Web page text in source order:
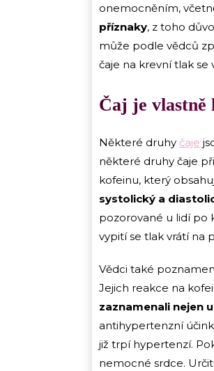
onemocněním,
příznaky, z toho
může podle vědců
čaje na krevní tlak se
Čaj je vlastně
Některé druhy čaje
některé druhy čaje
kofeinu, který
systolický a
pozorované u lidí po
vypití se tlak vrátí na
Vědci také
Jejich reakce na
zaznamenali nejen
antihypertenzní
již trpí hypertenzí.
nemocné srdce.